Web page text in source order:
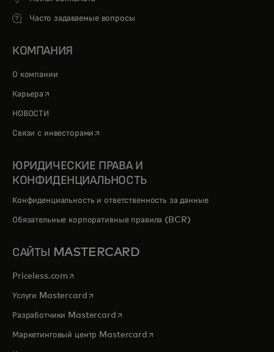
Часто задаваемые вопросы
КОМПАНИЯ
О компании
Карьера opens in a new tab
НОВОСТИ
Связи с инвесторами opens in a new tab
ЮРИДИЧЕСКИЕ ПРАВА И
КОНФИДЕНЦИАЛЬНОСТЬ
Конфиденциальность и ответственность за данные
Обязательные корпоративные правила (BCR)
САЙТЫ MASTERCARD
Priceless.com opens in a new tab
Услуги Mastercardopens in a new tab
Разработчики Mastercardopens in a new tab
Маркетинговый центр Mastercardopens in a new tab